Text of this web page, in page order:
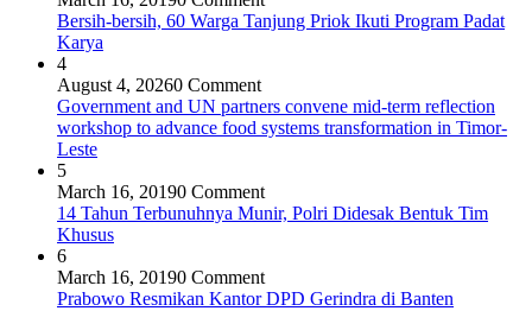
Bersih-bersih, 60 Warga Tanjung Priok Ikuti Program Padat
Karya
4
August 4, 20260 Comment
Government and UN partners convene mid-term reflection
workshop to advance food systems transformation in Timor-
Leste
5
March 16, 20190 Comment
14 Tahun Terbunuhnya Munir, Polri Didesak Bentuk Tim
Khusus
6
March 16, 20190 Comment
Prabowo Resmikan Kantor DPD Gerindra di Banten